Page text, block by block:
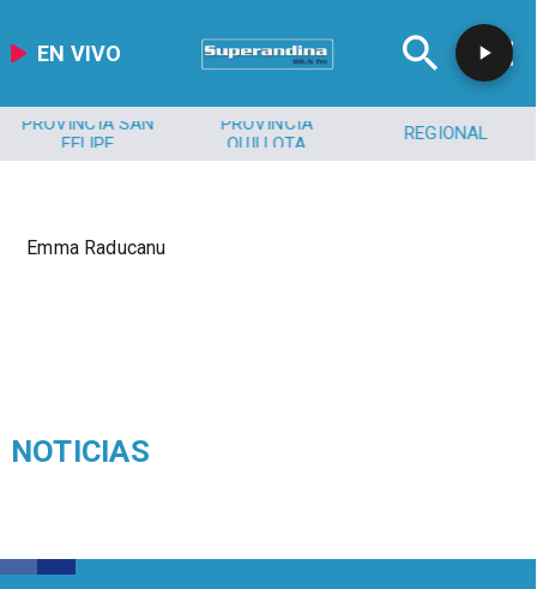
EN VIVO
PROVINCIA SAN
FELIPE
PROVINCIA
QUILLOTA
REGIONAL
Emma Raducanu
NOTICIAS